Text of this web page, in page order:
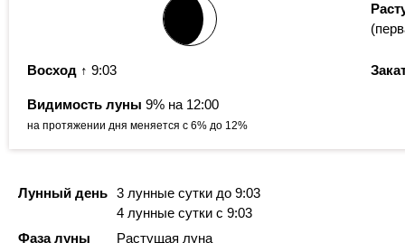
Восход ↑ 9:03
Видимость луны 9% на 12:00
на протяжении дня меняется с 6% до 12%
Лунный день 3 лунные сутки до 9:03
4 лунные сутки с 9:03
Фаза луны
Растущая луна